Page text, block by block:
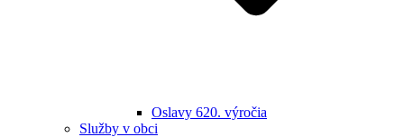
Oslavy 620. výročia
Služby v obci